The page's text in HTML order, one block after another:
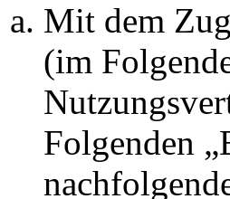
Mit dem
(im
Folgenden